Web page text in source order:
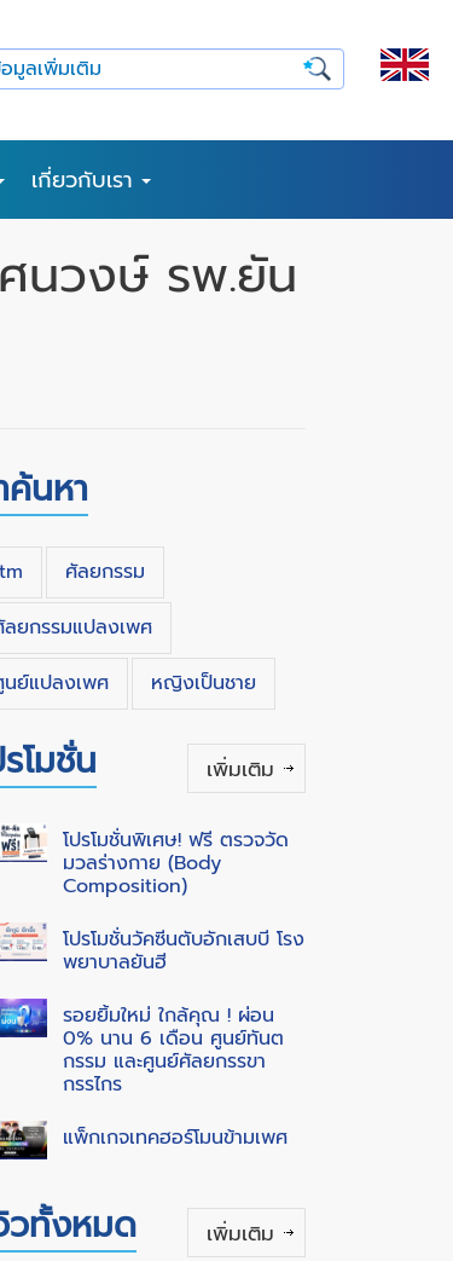
เกี่ยวกับเรา
นวงษ์ รพ.ยัน
ค้นหา
ศัลยกรรม
ลยกรรมแปลงเพศ
นย์แปลงเพศ
หญิงเป็นชาย
โมชั่น เพิ่มเติม
โปรโมชั่นพิเศษ! ฟรี ตรวจวัด
มวลร่างกาย (Body
Composition)
โปรโมชั่นวัคซีนตับอักเสบบี โรง
พยาบาลยันฮี
รอยยิ้มใหม่ ใกล้คุณ ! ผ่อน
0% นาน 6 เดือน ศูนย์ทันต
กรรม และศูนย์ศัลยกรรขา
กรรไกร
แพ็กเกจเทคฮอร์โมนข้ามเพศ
วทั้งหมด เพิ่มเติม